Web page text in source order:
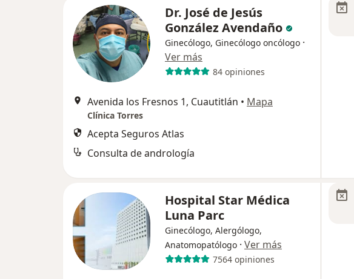
Dr. José de Jesús
González Avendaño
Ginecólogo, Ginecólogo oncólogo ·
Ver más
84 opiniones
Avenida los Fresnos 1, Cuautitlán • Mapa
Clínica Torres
Acepta Seguros Atlas
Consulta de andrología
Hospital Star Médica
Luna Parc
Ginecólogo, Alergólogo,
Anatomopatólogo · Ver más
7564 opiniones